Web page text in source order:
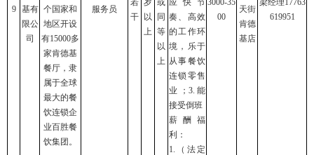
9
基有
限公
司
个国家和
地区开设
有15000多
家肯德基
餐厅，隶
属于全球
最大的餐
饮连锁企
业百胜餐
饮集团。
服务员
干 以
上
同
等
以
上
奏、高效
的工作环
境，乐于
从事餐饮
连锁零售
业；3.能
接受倒班
薪酬福
利：
1.（法定
00
天街
肯德
基店
619951